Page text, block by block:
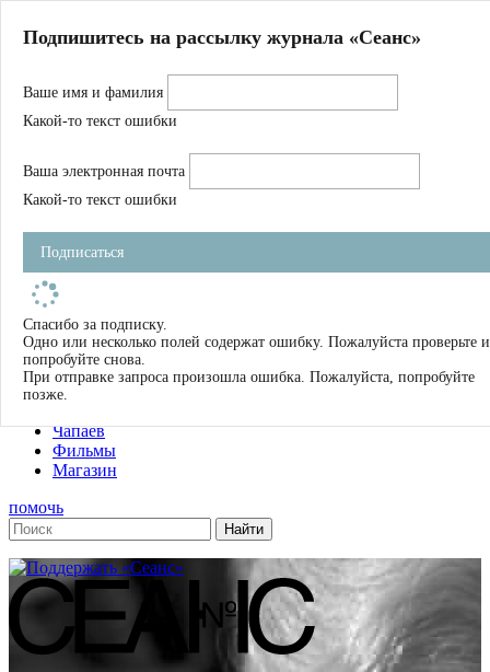
Магазин
Журнал
Школа
Устав
Фильмы
Имена
Тэги
О нас
Журнал
Книги
Чапаев
Фильмы
Магазин
помочь
Подпишитесь на рассылку журнала «Сеанс»
Ваше имя и фамилия
Какой-то текст ошибки
Ваша электронная почта
Какой-то текст ошибки
Подписаться
Спасибо за подписку.
Одно или несколько полей содержат ошибку. Пожалуйста проверьте и
попробуйте снова.
При отправке запроса произошла ошибка. Пожалуйста, попробуйте
позже.